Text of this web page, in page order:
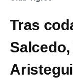
Tras